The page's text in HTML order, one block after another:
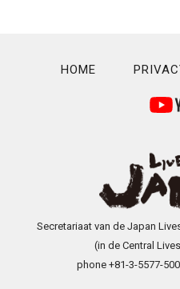
HOME
Secretariaat van de Japan
(in de Central
phone +81-3-5577-